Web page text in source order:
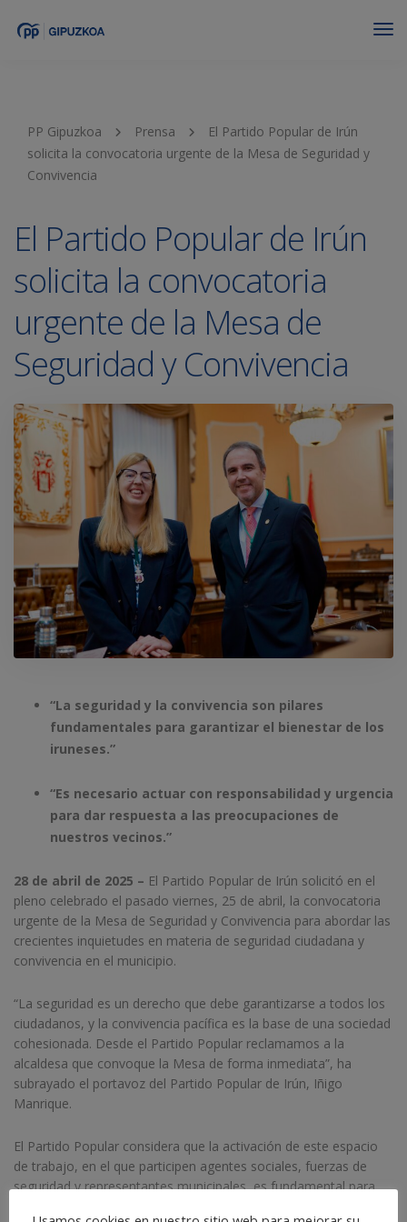
PP Gipuzkoa Prensa
El Partido Popular de Irún
solicita la convocatoria urgente de la Mesa de Seguridad y
Convivencia
El Partido Popular de Irún
solicita la convocatoria
urgente de la Mesa de
Seguridad y Convivencia
“La seguridad y la convivencia son pilares
fundamentales para garantizar el bienestar de los
iruneses.”
“Es necesario actuar con responsabilidad y urgencia
para dar respuesta a las preocupaciones de
nuestros vecinos.”
28 de abril de 2025 – El Partido Popular de Irún solicitó en el
pleno celebrado el pasado viernes, 25 de abril, la convocatoria
urgente de la Mesa de Seguridad y Convivencia para abordar las
crecientes inquietudes en materia de seguridad ciudadana y
convivencia en el municipio.
“La seguridad es un derecho que debe garantizarse a todos los
ciudadanos, y la convivencia pacífica es la base de una sociedad
cohesionada. Desde el Partido Popular reclamamos a la
alcaldesa que convoque la Mesa de forma inmediata”, ha
subrayado el portavoz del Partido Popular de Irún, Iñigo
Manrique.
El Partido Popular considera que la activación de este espacio
de trabajo, en el que participen agentes sociales, fuerzas de
seguridad y representantes municipales, es fundamental para